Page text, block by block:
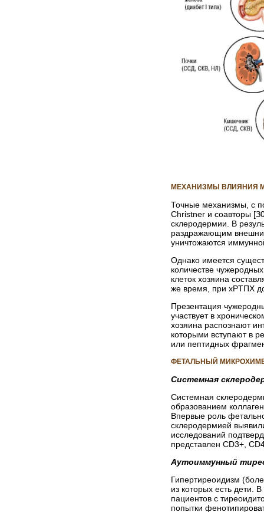
МЕХАНИЗМЫ ВЛИЯНИЯ
Точные механизмы, с
Christner и соавторы
склеродермии. В
раздражающим
уничтожаются
Однако имеется
количестве
клеток хозяина
же время, при xPTПX
Презентация
участвует в
хозяина распознают
которыми вступают в
или пептидных
ФЕТАЛЬНЫЙ
Системная
Системная
образованием
Впервые роль
склеродермией
исследований
представлен CD3+,
Аутоиммунный
Гипертиреоидизм
из которых есть дети.
пациентов с
попытки